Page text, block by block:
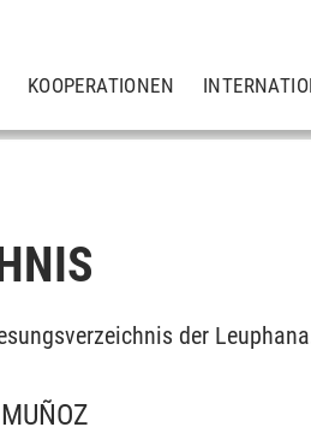
KOOPERATIONEN
der